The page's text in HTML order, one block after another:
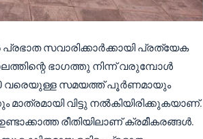
സവാരിക്കാർക്കായി പ്രത്യേക
ഭാഗത്തു നിന്ന് വരുമ്പോൾ
വരെയുള്ള സമയത്ത് പൂർണമായും
വിട്ടു നൽകിയിരിക്കുകയാണ്.
രീതിയിലാണ് ക്രമീകരങ്ങൾ.